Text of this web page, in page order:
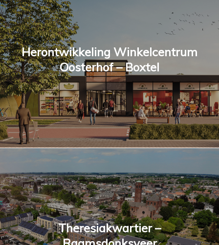
Herontwikkeling Winkelcentrum
Oosterhof – Boxtel
Theresiakwartier –